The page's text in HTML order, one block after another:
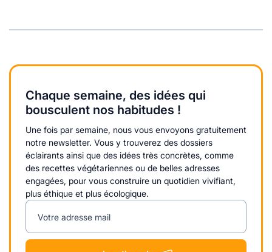
Chaque semaine, des idées qui
bousculent nos habitudes !
Une fois par semaine, nous vous envoyons gratuitement
notre newsletter. Vous y trouverez des dossiers
éclairants ainsi que des idées très concrètes, comme
des recettes végétariennes ou de belles adresses
engagées, pour vous construire un quotidien vivifiant,
plus éthique et plus écologique.
Votre adresse mail